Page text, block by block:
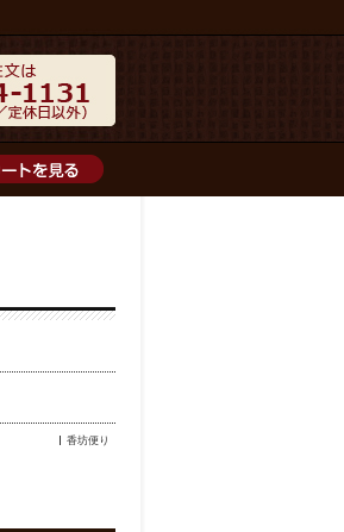
香坊便り